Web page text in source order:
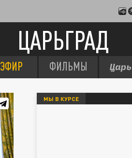
ЦАРЬГРАД
ЭФИР ФИЛЬМЫ
МЫ В КУРСЕ